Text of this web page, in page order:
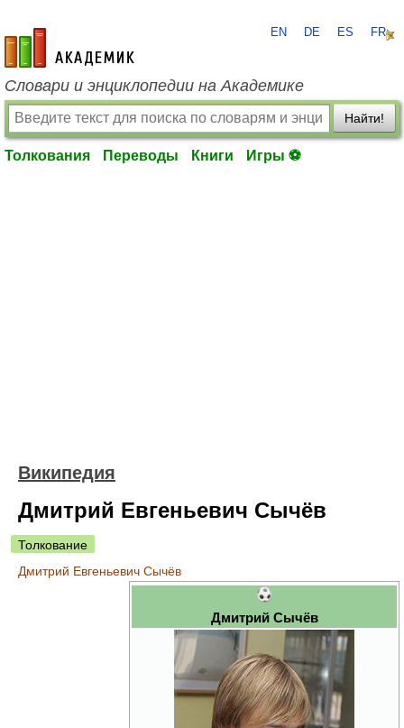
academic.ru
EN DE ES FR
Словари и энциклопедии на Академике
Найти!
Толкования Переводы Книги Игры ⚽
Википедия
Дмитрий Евгеньевич Сычёв
Толкование
Дмитрий Евгеньевич Сычёв
Дмитрий Сычёв